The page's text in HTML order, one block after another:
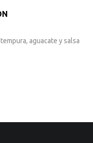
aguacate y salsa